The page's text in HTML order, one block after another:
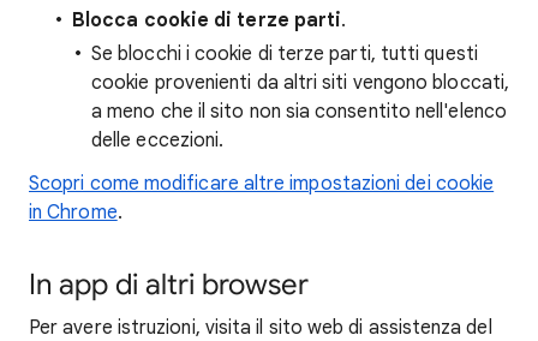
Blocca cookie di terze parti.
Se blocchi i cookie di terze parti, tutti questi
cookie provenienti da altri siti vengono bloccati,
a meno che il sito non sia consentito nell'elenco
delle eccezioni.
Scopri come modificare altre impostazioni dei cookie
in Chrome.
In app di altri browser
Per avere istruzioni, visita il sito web di assistenza del